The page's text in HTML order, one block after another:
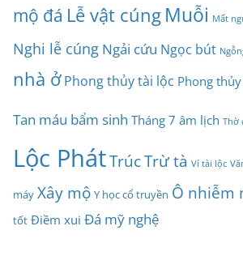
mộ đá Lễ vật cúng Muỗi Mất
Nghi lễ cúng Ngải cứu Ngọc bút
nhà ở Phong thủy tài lộc Phong
Tan máu bẩm sinh Tháng 7 âm lịch Thờ
Lộc PhátTrúcTrừ tà Ví tài lộc
máy Xây mộ Y học cổ truyền Ô nhiễm
tốt Điềm xui Đá mỹ nghệ